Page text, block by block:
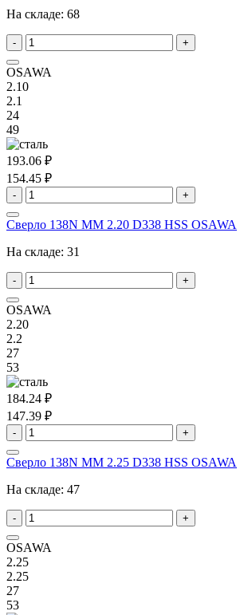
На складе: 68
- +
OSAWA
2.10
2.1
24
49
193.06 ₽
154.45 ₽
- +
Сверло 138N MM 2.20 D338 HSS OSAWA
На складе: 31
- +
OSAWA
2.20
2.2
27
53
184.24 ₽
147.39 ₽
- +
Сверло 138N MM 2.25 D338 HSS OSAWA
На складе: 47
- +
OSAWA
2.25
2.25
27
53